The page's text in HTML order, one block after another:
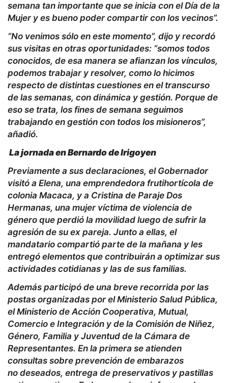
semana tan importante que se inicia con el Día de la
Mujer y es bueno poder compartir con los vecinos”.
“No venimos sólo en este momento”, dijo y recordó
sus visitas en otras oportunidades: “somos todos
conocidos, de esa manera se afianzan los vínculos,
podemos trabajar y resolver, como lo hicimos
respecto de distintas cuestiones en el transcurso
de las semanas, con dinámica y gestión. Porque de
eso se trata, los fines de semana seguimos
trabajando en gestión con todos los misioneros”,
añadió.
La jornada en Bernardo de Irigoyen
Previamente a sus declaraciones, el Gobernador
visitó a Elena, una emprendedora frutihortícola de
colonia Macaca, y a Cristina de Paraje Dos
Hermanas, una mujer víctima de violencia de
género que perdió la movilidad luego de sufrir la
agresión de su ex pareja. Junto a ellas, el
mandatario compartió parte de la mañana y les
entregó elementos que contribuirán a optimizar sus
actividades cotidianas y las de sus familias.
Además participó de una breve recorrida por las
postas organizadas por el Ministerio Salud Pública,
el Ministerio de Acción Cooperativa, Mutual,
Comercio e Integración y de la Comisión de Niñez,
Género, Familia y Juventud de la Cámara de
Representantes. En la primera se atienden
consultas sobre prevención de embarazos
no deseados, entrega de preservativos y pastillas